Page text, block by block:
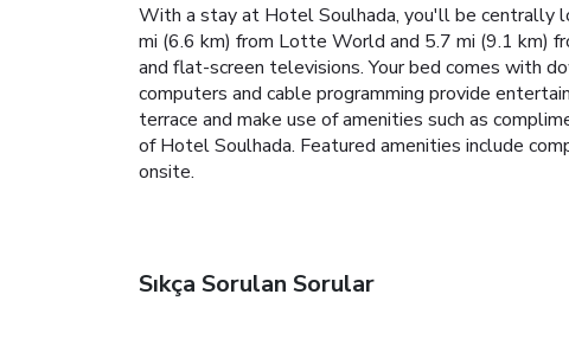
With a stay at Hotel Soulhada, you'll be centrally
mi (6.6 km) from Lotte World and 5.7 mi (9.1 km)
and flat-screen televisions. Your bed comes with
computers and cable programming provide
terrace and make use of amenities such as
of Hotel Soulhada. Featured amenities include
onsite.
Sıkça Sorulan Sorular